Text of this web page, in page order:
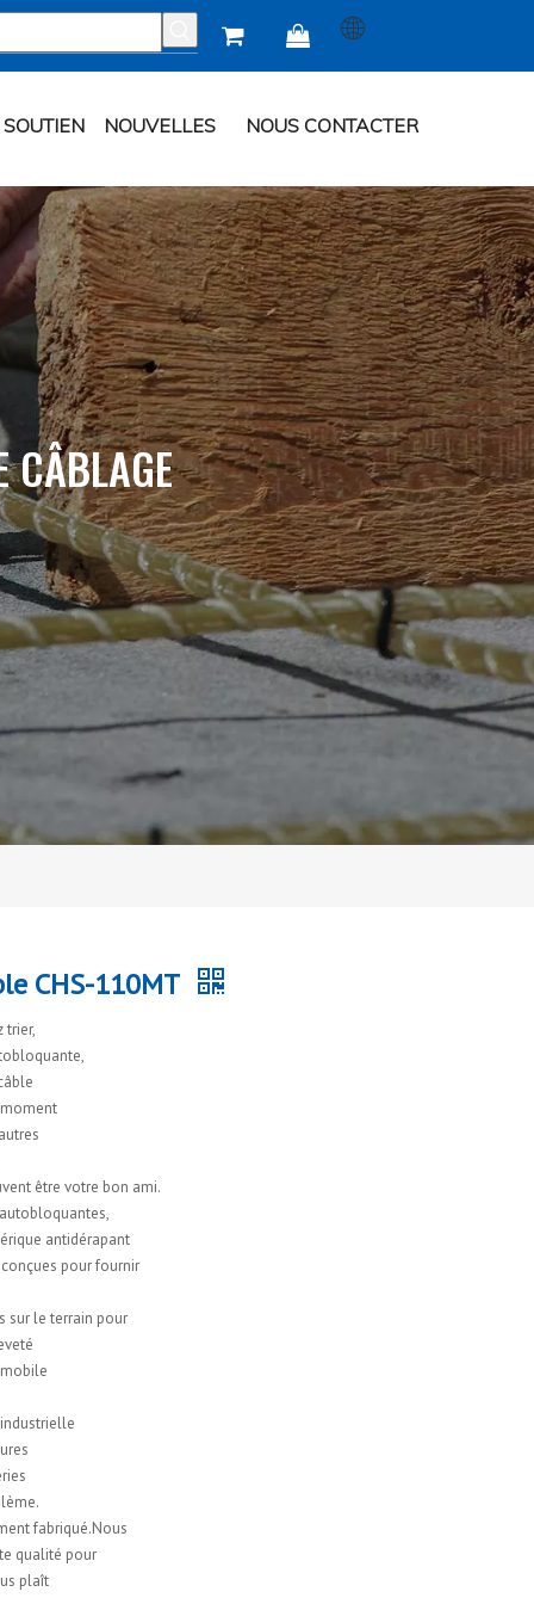
 
SOUTIEN NOUVELLES NOUS CONTACTER
CÂBLAGE
CHS-110MT
trier,
être votre bon ami.
antidérapant
pour fournir
sur le terrain pour
fabriqué.Nous
qualité pour
plaît